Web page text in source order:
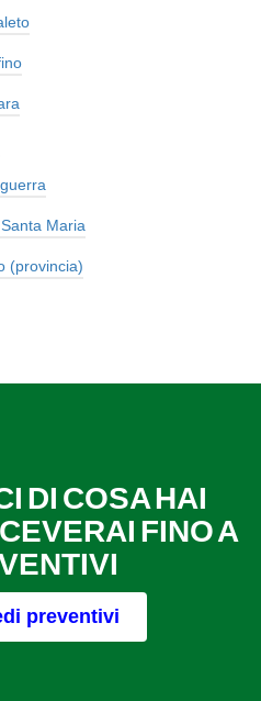
Maria
(provincia)
DI COSA HAI
FINO A
preventivi